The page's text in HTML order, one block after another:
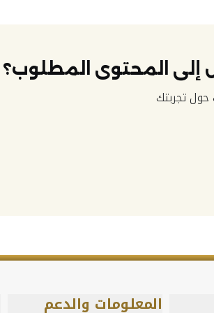
المحتوى المطلوب؟
تجربتك
المعلومات والدعم